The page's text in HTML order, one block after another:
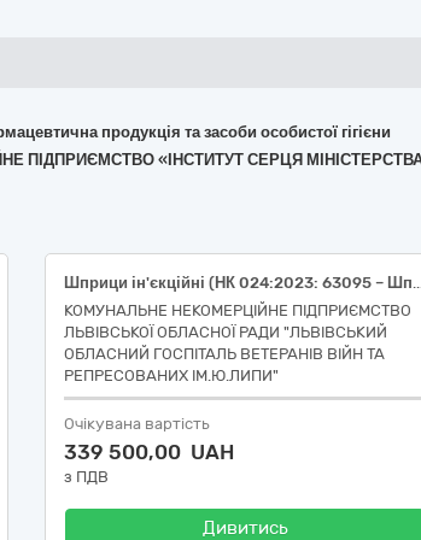
продукція та засоби особистої гігієни
ПІДПРИЄМСТВО «ІНСТИТУТ СЕРЦЯ
Шприци ін'єкційні (НК 024:2023: 63095 – Шприц/голка загального призначення / НК 031:2024: A020102010201 – ІНФУЗІЙНІ ТА ІРИГАЦІЙНІ ШПРИЦІ, КОНУС ЛЮЕРА, 3-КОМПОНЕНТНІ З ГОЛКОЮ,
КОМУНАЛЬНЕ НЕКОМЕРЦІЙНЕ ПІДПРИЄМСТВО
ЛЬВІВСЬКОЇ ОБЛАСНОЇ РАДИ "ЛЬВІВСЬКИЙ
ОБЛАСНИЙ ГОСПІТАЛЬ ВЕТЕРАНІВ ВІЙН ТА
РЕПРЕСОВАНИХ ІМ.Ю.ЛИПИ"
Очікувана вартість
339 500,00 UAH
з ПДВ
Дивитись